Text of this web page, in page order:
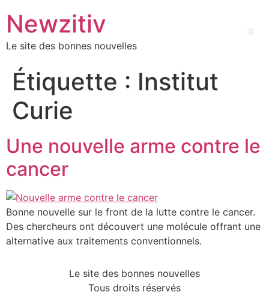
Newzitiv
Le site des bonnes nouvelles
Étiquette : Institut
Curie
Une nouvelle arme contre le
cancer
Bonne nouvelle sur le front de la lutte contre le cancer.
Des chercheurs ont découvert une molécule offrant une
alternative aux traitements conventionnels.
Le site des bonnes nouvelles
Tous droits réservés